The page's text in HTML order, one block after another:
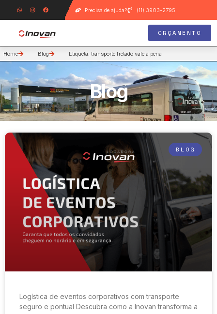
Precisa de ajuda? (11) 3903-2795
ORÇAMENTO
Home Blog Etiqueta: transporte fretado vale a pena
Blog
BLOG
Logística de eventos corporativos com transporte
seguro e pontual Descubra como a Inovan transforma a